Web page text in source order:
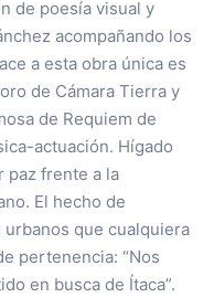
de poesía visual y
acompañando los
a esta obra única es
de Cámara Tierra y
de Requiem de
actuación. Hígado
paz frente a la
El hecho de
que cualquiera
pertenencia: “Nos
en busca de Ítaca”.